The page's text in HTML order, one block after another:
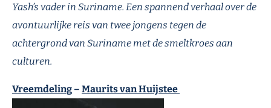
Yash’s vader in Suriname. Een spannend verhaal over de
avontuurlijke reis van twee jongens tegen de
achtergrond van Suriname met de smeltkroes aan
culturen.
Vreemdeling – Maurits van Huijstee